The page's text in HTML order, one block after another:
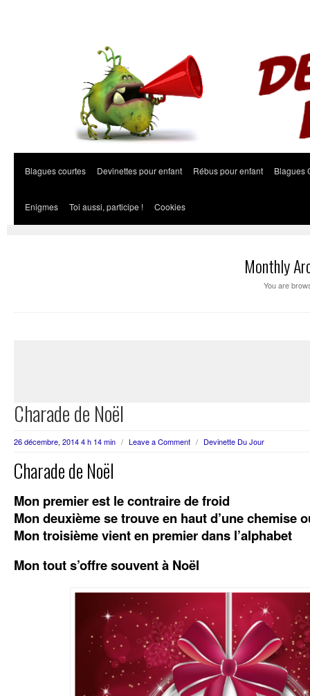
Blagues courtes Devinettes pour enfant Rébus pour enfant Blagues
Enigmes Toi aussi, participe ! Cookies
Monthly
You are
Charade de Noël
26 décembre, 2014 4 h 14 min / Leave a Comment / Devinette Du Jour
Charade de Noël
Mon premier est le contraire de froid
Mon deuxième se trouve en haut d’une chemise
Mon troisième vient en premier dans l’alphabet
Mon tout s’offre souvent à Noël